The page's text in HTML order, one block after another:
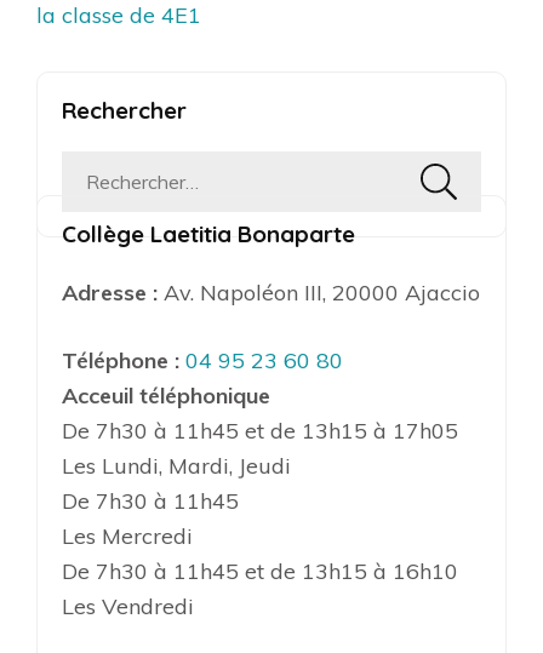
la classe de 4E1
Rechercher
Rechercher :
Collège Laetitia Bonaparte
Adresse : Av. Napoléon III, 20000 Ajaccio
Téléphone : 04 95 23 60 80
Acceuil téléphonique
De 7h30 à 11h45 et de 13h15 à 17h05
Les Lundi, Mardi, Jeudi
De 7h30 à 11h45
Les Mercredi
De 7h30 à 11h45 et de 13h15 à 16h10
Les Vendredi